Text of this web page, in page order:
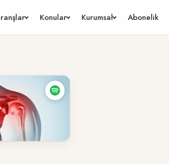
Konular Kurumsal Abonelik
1
dkokuma